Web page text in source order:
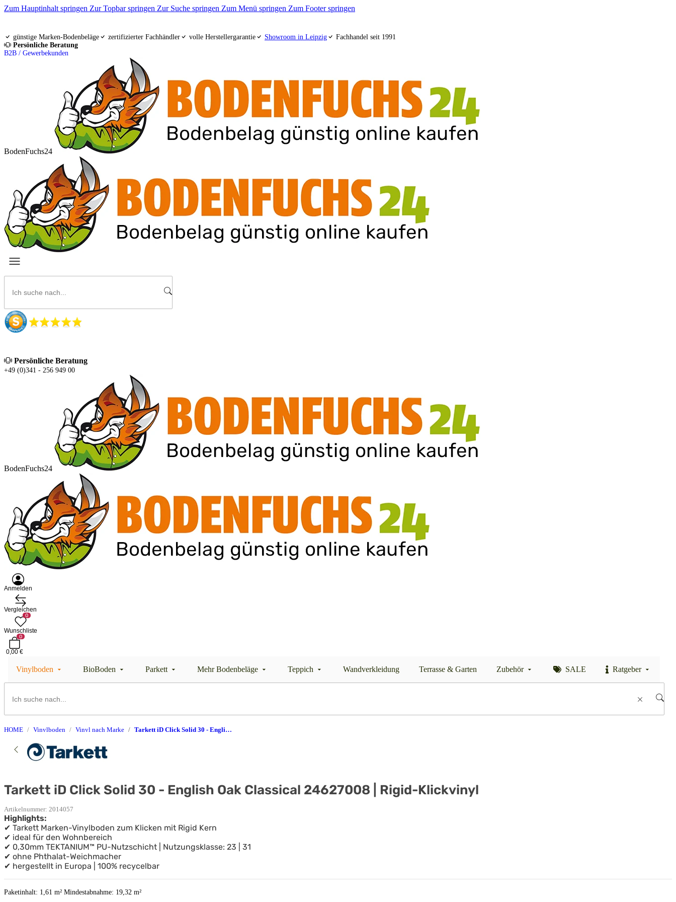
Zum Hauptinhalt springen Zur Topbar springen Zur Suche springen Zum Menü springen Zum Footer springen
günstige Marken-Bodenbeläge zertifizierter Fachhändler volle Herstellergarantie Showroom in Leipzig
Fachhandel seit 1991
Persönliche Beratung
B2B / Gewerbekunden
BodenFuchs24
Persönliche Beratung
+49 (0)341 - 256 949 00
BodenFuchs24
Anmelden
Vergleichen
0
Wunschliste
0
0,00 €
Vinylboden BioBoden Parkett Mehr Bodenbeläge Teppich Wandverkleidung Terrasse & Garten Zubehör SALE Ratgeber
HOME Vinylboden Vinyl nach Marke Tarkett iD Click Solid 30 - English Oak Classical 24627008 | Rigid-Klickvinyl
Tarkett iD Click Solid 30 - English Oak Classical 24627008 | Rigid-Klickvinyl
Artikelnummer: 2014057
Highlights:
✔ Tarkett Marken-Vinylboden zum Klicken mit Rigid Kern
✔ ideal für den Wohnbereich
✔ 0,30mm TEKTANIUM™ PU-Nutzschicht | Nutzungsklasse: 23 | 31
✔ ohne Phthalat-Weichmacher
✔ hergestellt in Europa | 100% recycelbar
Paketinhalt: 1,61 m² Mindestabnahme: 19,32 m²